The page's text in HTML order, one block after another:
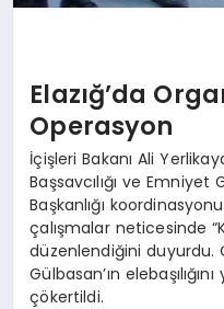
Elazığ’da
Operasyon
İçişleri Bakanı Ali
Başsavcılığı ve
Başkanlığı
çalışmalar neticesinde
düzenlendiğini duyurdu.
Gülbasan’ın
çökertildi.